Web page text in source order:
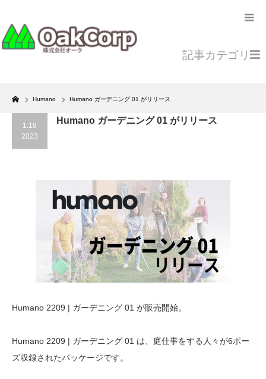
Home
Humano Humano ガーデニング 01 がリリース
記事カテゴリ
1.18
2023
Humano ガーデニング 01 がリリース
Humano 2209 | ガーデニング 01 が販売開始。
Humano 2209 | ガーデニング 01 は、庭仕事をする人々が6ポー
ズ収録されたパッケージです。